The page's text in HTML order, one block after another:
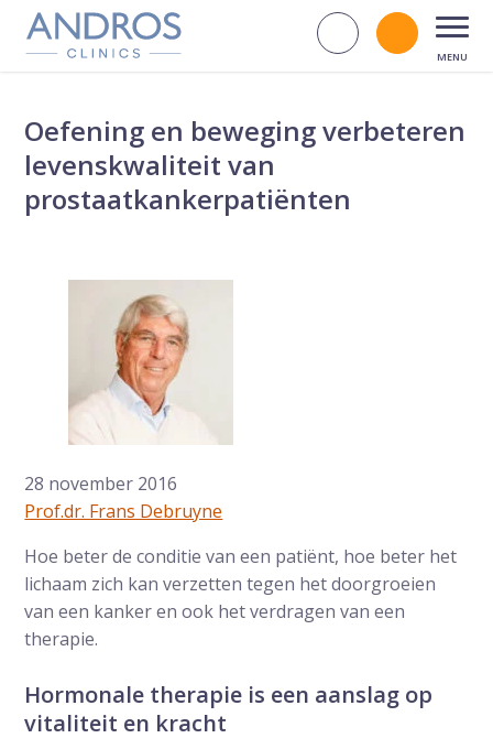
Navigatie overslaan
Zoek op
Bel
Oefening en beweging verbeteren
levenskwaliteit van
prostaatkankerpatiënten
28 november 2016
Prof.dr. Frans Debruyne
Hoe beter de conditie van een patiënt, hoe beter het
lichaam zich kan verzetten tegen het doorgroeien
van een kanker en ook het verdragen van een
therapie.
Hormonale therapie is een aanslag op
vitaliteit en kracht